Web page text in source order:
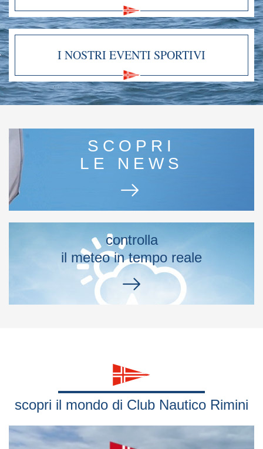
I NOSTRI EVENTI SPORTIVI
SCOPRI
LE NEWS
controlla
il meteo in tempo reale
scopri il mondo di Club Nautico Rimini